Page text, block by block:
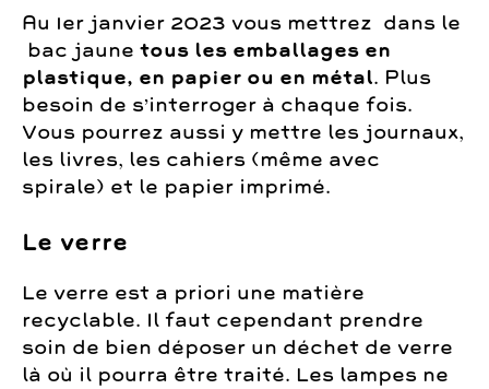
Au 1er janvier 2023 vous mettrez dans le
bac jaune tous les emballages en
plastique, en papier ou en métal. Plus
besoin de s’interroger à chaque fois.
Vous pourrez aussi y mettre les journaux,
les livres, les cahiers (même avec
spirale) et le papier imprimé.
Le verre
Le verre est a priori une matière
recyclable. Il faut cependant prendre
soin de bien déposer un déchet de verre
là où il pourra être traité. Les lampes ne